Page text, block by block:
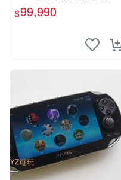
品 附充電器 USB傳輸線 PS
VITA PSV
$99,990